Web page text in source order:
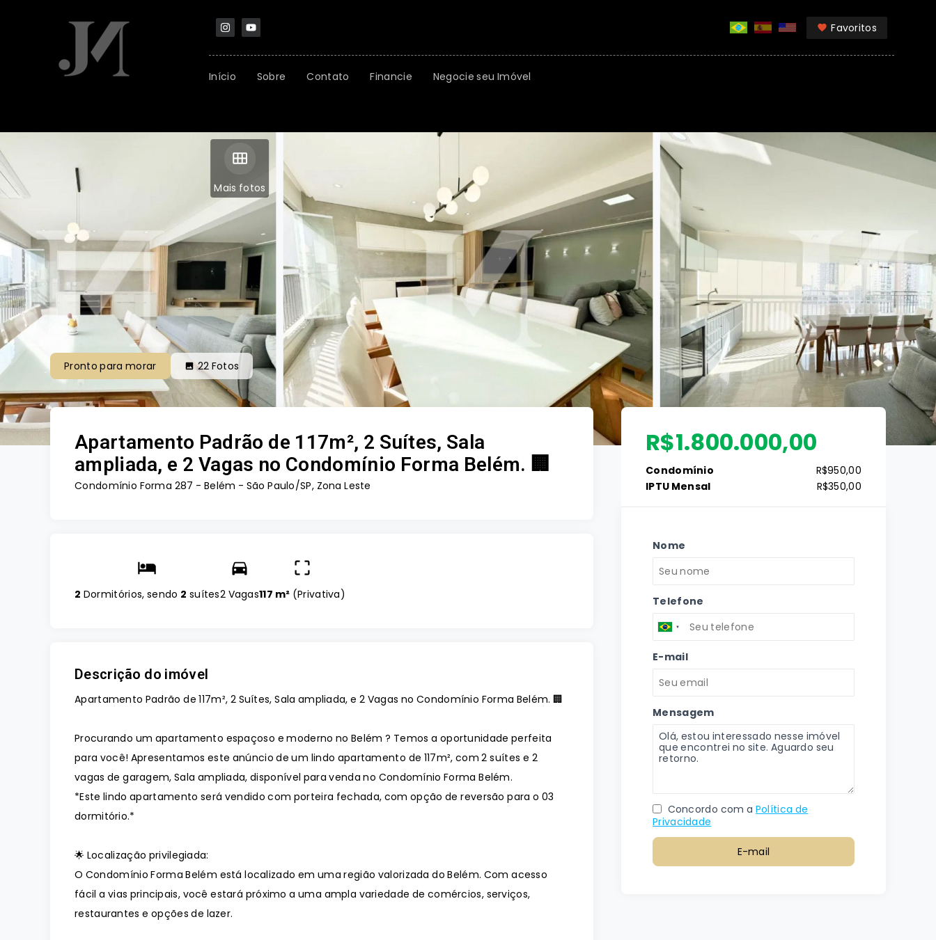
Favoritos
Início Sobre Contato Financie Negocie seu Imóvel
Mais fotos
Pronto para morar 22 Fotos
Apartamento Padrão de 117m², 2 Suítes, Sala
ampliada, e 2 Vagas no Condomínio Forma Belém. 🏢
Condomínio Forma 287 - Belém - São Paulo/SP, Zona Leste
2 Dormitórios, sendo 2 suítes2 Vagas117 m² (Privativa)
Descrição do imóvel
Apartamento Padrão de 117m², 2 Suítes, Sala ampliada, e 2 Vagas no Condomínio Forma Belém. 🏢
Procurando um apartamento espaçoso e moderno no Belém ? Temos a oportunidade perfeita
para você! Apresentamos este anúncio de um lindo apartamento de 117m², com 2 suítes e 2
vagas de garagem, Sala ampliada, disponível para venda no Condomínio Forma Belém.
*Este lindo apartamento será vendido com porteira fechada, com opção de reversão para o 03
dormitório.*
🌟 Localização privilegiada:
O Condomínio Forma Belém está localizado em uma região valorizada do Belém. Com acesso
fácil a vias principais, você estará próximo a uma ampla variedade de comércios, serviços,
restaurantes e opções de lazer.
R$1.800.000,00
Condomínio
R$950,00
IPTU Mensal
R$350,00
Nome
Telefone
E-mail
Mensagem
Concordo com a Política de
Privacidade
E-mail